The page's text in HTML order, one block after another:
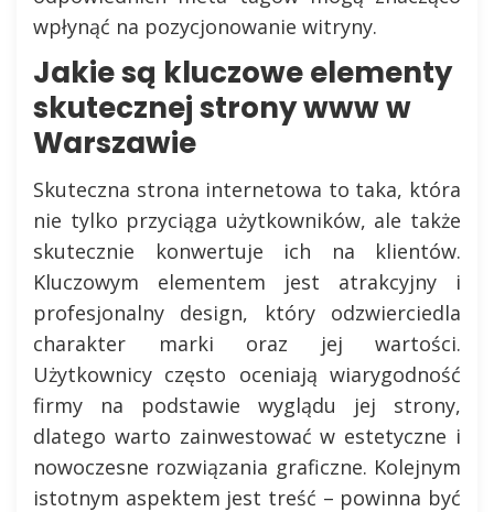
wpłynąć na pozycjonowanie witryny.
Jakie są kluczowe elementy
skutecznej strony www w
Warszawie
Skuteczna strona internetowa to taka, która
nie tylko przyciąga użytkowników, ale także
skutecznie konwertuje ich na klientów.
Kluczowym elementem jest atrakcyjny i
profesjonalny design, który odzwierciedla
charakter marki oraz jej wartości.
Użytkownicy często oceniają wiarygodność
firmy na podstawie wyglądu jej strony,
dlatego warto zainwestować w estetyczne i
nowoczesne rozwiązania graficzne. Kolejnym
istotnym aspektem jest treść – powinna być